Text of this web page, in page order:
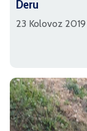
Deru
23 Kolovoz 2019